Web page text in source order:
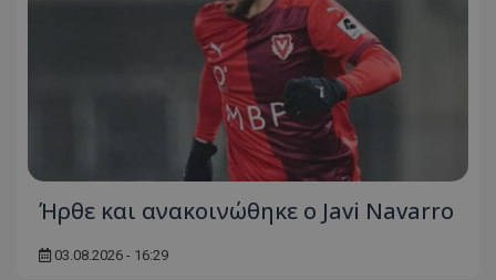
Ήρθε και ανακοινώθηκε ο Javi Navarro
03.08.2026 - 16:29